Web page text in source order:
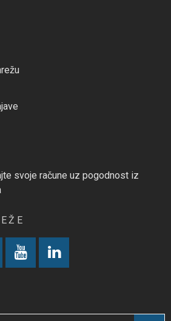
svoje račune uz pogodnost iz